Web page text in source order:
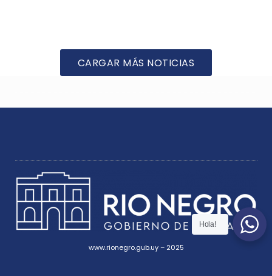
CARGAR MÁS NOTICIAS
www.rionegro.gub.uy – 2025
Hola!